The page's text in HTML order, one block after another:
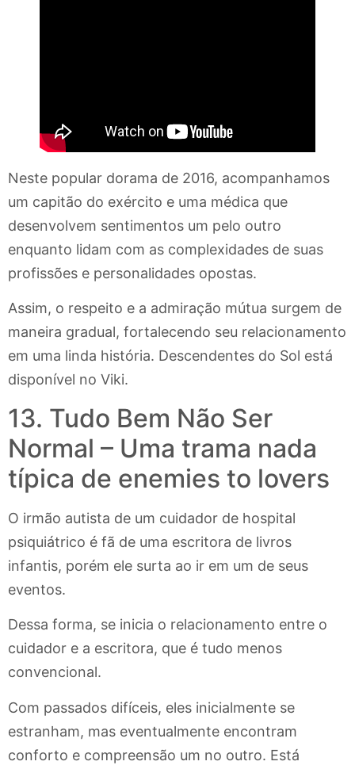
Neste popular dorama de 2016, acompanhamos
um capitão do exército e uma médica que
desenvolvem sentimentos um pelo outro
enquanto lidam com as complexidades de suas
profissões e personalidades opostas.
Assim, o respeito e a admiração mútua surgem de
maneira gradual, fortalecendo seu relacionamento
em uma linda história. Descendentes do Sol está
disponível no Viki.
13. Tudo Bem Não Ser
Normal – Uma trama nada
típica de enemies to lovers
O irmão autista de um cuidador de hospital
psiquiátrico é fã de uma escritora de livros
infantis, porém ele surta ao ir em um de seus
eventos.
Dessa forma, se inicia o relacionamento entre o
cuidador e a escritora, que é tudo menos
convencional.
Com passados difíceis, eles inicialmente se
estranham, mas eventualmente encontram
conforto e compreensão um no outro. Está